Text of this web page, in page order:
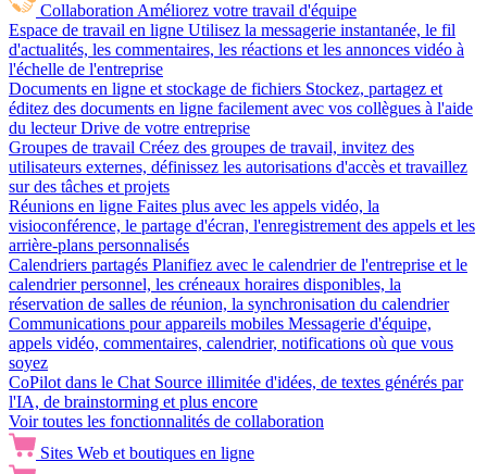
Collaboration Améliorez votre travail d'équipe
Espace de travail en ligne Utilisez la messagerie instantanée, le fil
d'actualités, les commentaires, les réactions et les annonces vidéo à
l'échelle de l'entreprise
Documents en ligne et stockage de fichiers Stockez, partagez et
éditez des documents en ligne facilement avec vos collègues à l'aide
du lecteur Drive de votre entreprise
Groupes de travail Créez des groupes de travail, invitez des
utilisateurs externes, définissez les autorisations d'accès et travaillez
sur des tâches et projets
Réunions en ligne Faites plus avec les appels vidéo, la
visioconférence, le partage d'écran, l'enregistrement des appels et les
arrière-plans personnalisés
Calendriers partagés Planifiez avec le calendrier de l'entreprise et le
calendrier personnel, les créneaux horaires disponibles, la
réservation de salles de réunion, la synchronisation du calendrier
Communications pour appareils mobiles Messagerie d'équipe,
appels vidéo, commentaires, calendrier, notifications où que vous
soyez
CoPilot dans le Chat Source illimitée d'idées, de textes générés par
l'IA, de brainstorming et plus encore
Voir toutes les fonctionnalités de collaboration
Sites Web et boutiques en ligne